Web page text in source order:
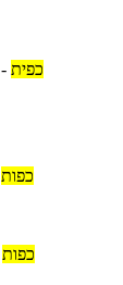
כפית -
כפות
כפות